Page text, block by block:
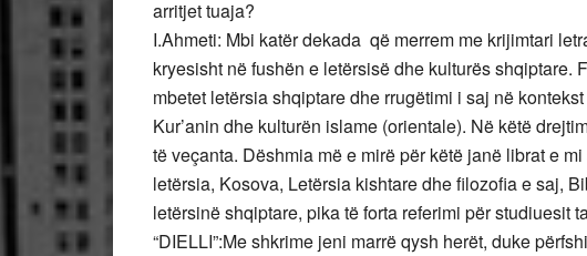
arritjet tuaja?
I.Ahmeti: Mbi katër dekada që merrem me krijimtari
kryesisht në fushën e letërsisë dhe kulturës shqiptare.
mbetet letërsia shqiptare dhe rrugëtimi i saj në
Kur’anin dhe kulturën islame (orientale). Në këtë
të veçanta. Dëshmia më e mirë për këtë janë librat e
letërsia, Kosova, Letërsia kishtare dhe filozofia e saj,
letërsinë shqiptare, pika të forta referimi për studiuesit
“DIELLI”:Me shkrime jeni marrë qysh herët, duke